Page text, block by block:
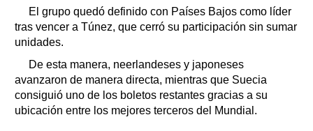
El grupo quedó definido con Países Bajos como líder
tras vencer a Túnez, que cerró su participación sin sumar
unidades.
De esta manera, neerlandeses y japoneses
avanzaron de manera directa, mientras que Suecia
consiguió uno de los boletos restantes gracias a su
ubicación entre los mejores terceros del Mundial.